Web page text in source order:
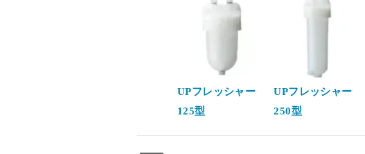
UPフレッシャー
125型
UPフレッシャー
250型